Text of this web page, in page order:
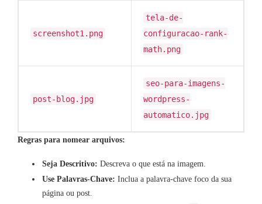
screenshot1.png
tela-de-
configuracao-rank-
math.png
post-blog.jpg
seo-para-imagens-
wordpress-
automatico.jpg
Regras para nomear arquivos:
Seja Descritivo: Descreva o que está na imagem.
Use Palavras-Chave: Inclua a palavra-chave foco da sua
página ou post.